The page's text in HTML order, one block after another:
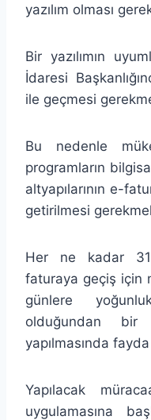
yazılım olması
Bir yazılımın
İdaresi
ile geçmesi
Bu nedenle
programların
altyapılarının e-
getirilmesi
Her ne kadar
faturaya geçiş için
günlere
olduğundan bir
yapılmasında fayda
Yapılacak
uygulamasına